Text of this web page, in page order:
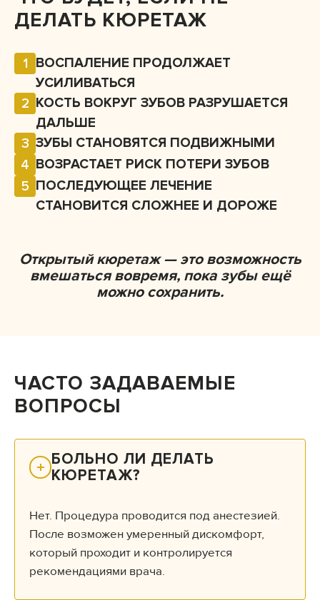
ДЕЛАТЬ КЮРЕТАЖ
1 ВОСПАЛЕНИЕ ПРОДОЛЖАЕТ
УСИЛИВАТЬСЯ
2 КОСТЬ ВОКРУГ ЗУБОВ РАЗРУШАЕТСЯ
ДАЛЬШЕ
3 ЗУБЫ СТАНОВЯТСЯ ПОДВИЖНЫМИ
4 ВОЗРАСТАЕТ РИСК ПОТЕРИ ЗУБОВ
5 ПОСЛЕДУЮЩЕЕ ЛЕЧЕНИЕ
СТАНОВИТСЯ СЛОЖНЕЕ И ДОРОЖЕ
Открытый кюретаж — это возможность
вмешаться вовремя, пока зубы ещё
можно сохранить.
ЧАСТО ЗАДАВАЕМЫЕ
ВОПРОСЫ
БОЛЬНО ЛИ ДЕЛАТЬ
КЮРЕТАЖ?
Нет. Процедура проводится под анестезией.
После возможен умеренный дискомфорт,
который проходит и контролируется
рекомендациями врача.